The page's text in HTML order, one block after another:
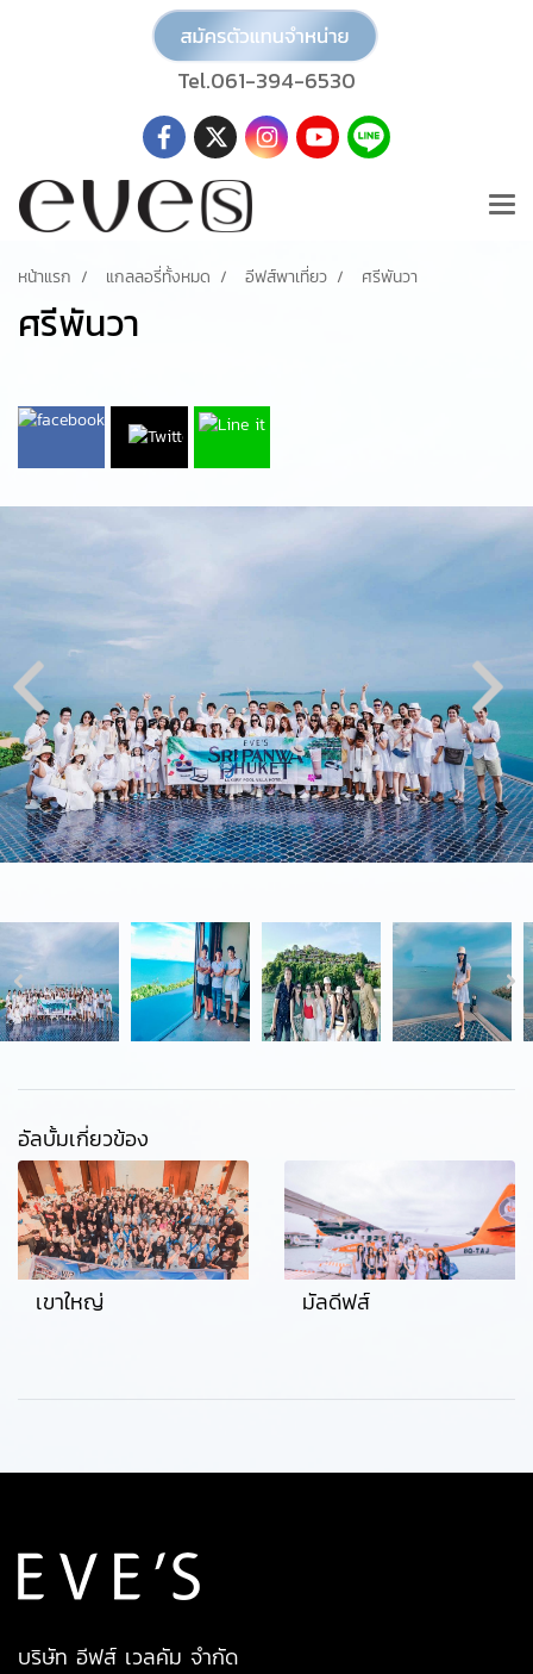
Tel.061-394-6530
หน้าแรก แกลลอรี่ทั้งหมด อีฟส์พาเที่ยว ศรีพันวา
ศรีพันวา
อัลบั้มเกี่ยวข้อง
เขาใหญ่ มัลดีฟส์
บริษัท อีฟส์ เวลคัม จำกัด